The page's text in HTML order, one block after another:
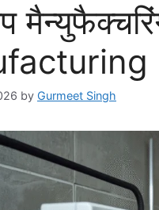
by Gurmeet Singh